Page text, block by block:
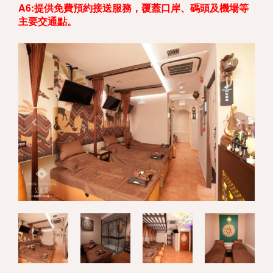
A6:提供免費預約接送服務，覆蓋口岸、碼頭及機場等
主要交通點。